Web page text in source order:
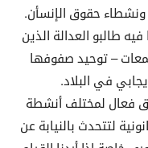
ونشطاء حقوق الإنسأن.
طالبو العدالة الذين
– توحيد صفوفها
في البلاد.
فعال لمختلف أنشطة
لتتحدث بالنيابة عن